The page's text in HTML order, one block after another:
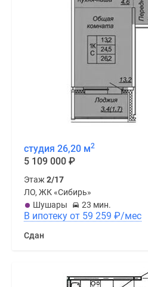
студия 26,20 м2
5 109 000 ₽
Этаж2/17
ЛО, ЖК «Сибирь»
Шушары
23 мин.
В ипотеку от 59 259 ₽/мес
Сдан